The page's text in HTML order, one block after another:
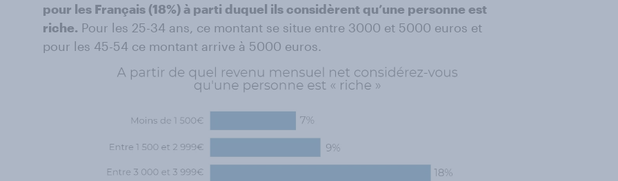
pour les Français (18%) à parti duquel ils considèrent qu’une personne est
riche. Pour les 25-34 ans, ce montant se situe entre 3000 et 5000 euros et
pour les 45-54 ce montant arrive à 5000 euros.